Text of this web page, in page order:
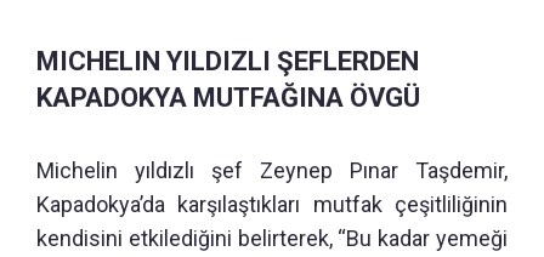
MICHELIN YILDIZLI ŞEFLERDEN
KAPADOKYA MUTFAĞINA ÖVGÜ
Michelin yıldızlı şef Zeynep Pınar Taşdemir,
Kapadokya’da karşılaştıkları mutfak çeşitliliğinin
kendisini etkilediğini belirterek, “Bu kadar yemeği